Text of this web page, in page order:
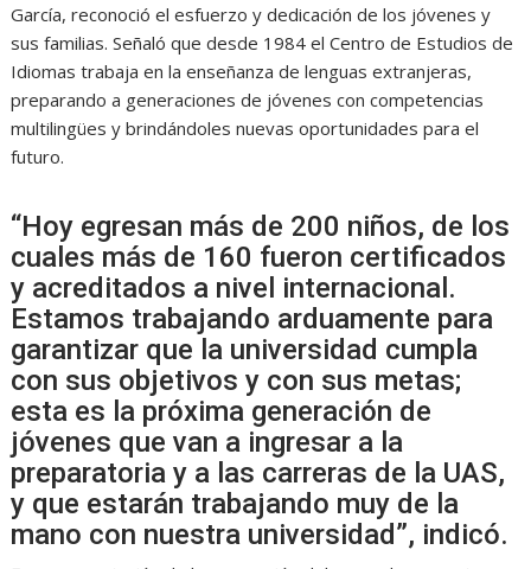
García, reconoció el esfuerzo y dedicación de los jóvenes y
sus familias. Señaló que desde 1984 el Centro de Estudios de
Idiomas trabaja en la enseñanza de lenguas extranjeras,
preparando a generaciones de jóvenes con competencias
multilingües y brindándoles nuevas oportunidades para el
futuro.
“Hoy egresan más de 200 niños, de los
cuales más de 160 fueron certificados
y acreditados a nivel internacional.
Estamos trabajando arduamente para
garantizar que la universidad cumpla
con sus objetivos y con sus metas;
esta es la próxima generación de
jóvenes que van a ingresar a la
preparatoria y a las carreras de la UAS,
y que estarán trabajando muy de la
mano con nuestra universidad”, indicó.